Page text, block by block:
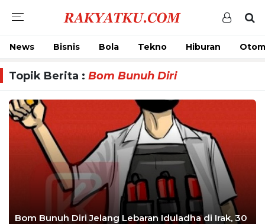
News Bisnis Bola Tekno Hiburan
Topik Berita : Bom Bunuh Diri
Bom Bunuh Diri Jelang Lebaran Iduladha di Irak, 30